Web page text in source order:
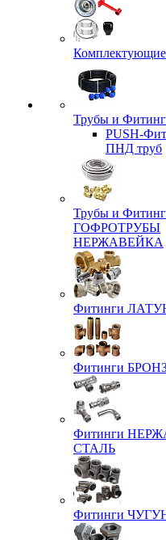
Комплектующие
Трубы и
PUSH-
ПНД труб
Трубы и
ГОФРОТРУБЫ
НЕРЖАВЕЙКА
Фитинги
Фитинги
Фитинги
СТАЛЬ
Фитинги